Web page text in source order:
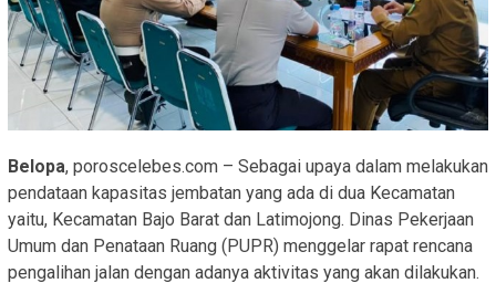
Belopa, poroscelebes.com – Sebagai upaya dalam melakukan
pendataan kapasitas jembatan yang ada di dua Kecamatan
yaitu, Kecamatan Bajo Barat dan Latimojong. Dinas Pekerjaan
Umum dan Penataan Ruang (PUPR) menggelar rapat rencana
pengalihan jalan dengan adanya aktivitas yang akan dilakukan.